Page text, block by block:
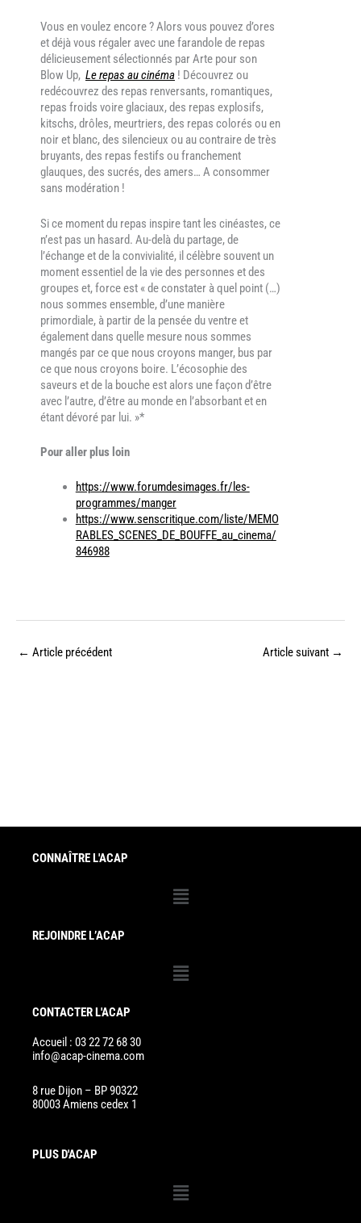
Vous en voulez encore ? Alors vous pouvez d’ores
et déjà vous régaler avec une farandole de repas
délicieusement sélectionnés par Arte pour son
Blow Up, Le repas au cinéma ! Découvrez ou
redécouvrez des repas renversants, romantiques,
repas froids voire gl aciaux, des repas explosifs,
kitschs, drôles, meurtriers, des repas colorés ou en
noir et blanc, des silencieux ou au contraire de très
bruyants, des repas festifs ou franchement
glauques, des sucrés, des amers… A consommer
sans modération !
Si ce moment du repas inspire tant les cinéastes, ce
n’est pas un hasard. Au-delà du partage, de
l’échange et de la convivialité, il célèbre souvent un
moment essentiel de la vie des personnes et des
groupes et, force est « de constater à quel point (…)
nous sommes ensemble, d’une manière
primordiale, à partir de la pensée du ventre et
également dans quelle mesure nous sommes
mangés par ce que nous croyons manger, bus par
ce que nous croyons boire. L’écosophie des
saveurs et de la bouche est alors une façon d’être
avec l’autre, d’être au monde en l’absorbant et en
étant dévoré par lui. »*
Pour aller plus loin
https://www.forumdesimages.fr/les-
programmes/manger
https://www.senscritique.com/liste/MEMO
RABLES_SCENES_DE_BOUFFE_au_cinema/
846988
← Article précédent Article suivant →
CONNAÎTRE L'ACAP
Menu
REJOINDRE L’ACAP
Menu
CONTACTER L'ACAP
Accueil : 03 22 72 68 30
info@acap-cinema.com
8 rue Dijon – BP 90322
80003 Amiens cedex 1
PLUS D'ACAP
Menu